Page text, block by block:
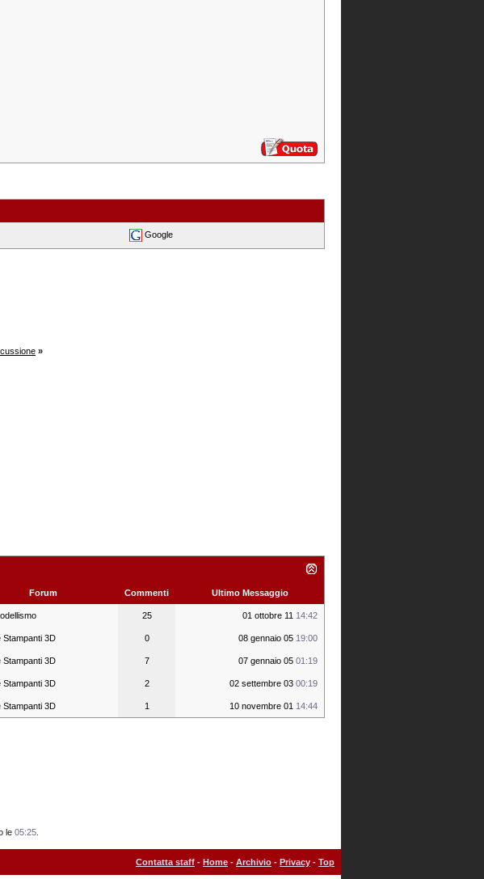
Google
»
Forum Commenti Ultimo Messaggio
25 01 ottobre 11 14:42
Stampanti 3D 0 08 gennaio 05 19:00
Stampanti 3D 7 07 gennaio 05 01:19
Stampanti 3D 2 02 settembre 03 00:19
Stampanti 3D 1 10 novembre 01 14:44
le 05:25
Contatta staff - Home - Archivio - Privacy - Top